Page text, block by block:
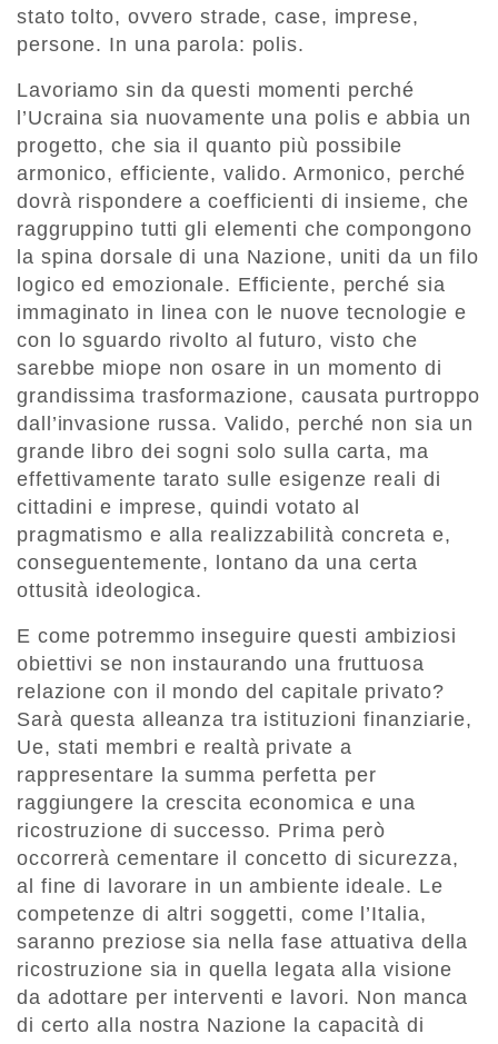
stato tolto, ovvero strade, case, imprese,
persone. In una parola: polis.
Lavoriamo sin da questi momenti perché
l’Ucraina sia nuovamente una polis e abbia un
progetto, che sia il quanto più possibile
armonico, efficiente, valido. Armonico, perché
dovrà rispondere a coefficienti di insieme, che
raggruppino tutti gli elementi che compongono
la spina dorsale di una Nazione, uniti da un filo
logico ed emozionale. Efficiente, perché sia
immaginato in linea con le nuove tecnologie e
con lo sguardo rivolto al futuro, visto che
sarebbe miope non osare in un momento di
grandissima trasformazione, causata purtroppo
dall’invasione russa. Valido, perché non sia un
grande libro dei sogni solo sulla carta, ma
effettivamente tarato sulle esigenze reali di
cittadini e imprese, quindi votato al
pragmatismo e alla realizzabilità concreta e,
conseguentemente, lontano da una certa
ottusità ideologica.
E come potremmo inseguire questi ambiziosi
obiettivi se non instaurando una fruttuosa
relazione con il mondo del capitale privato?
Sarà questa alleanza tra istituzioni finanziarie,
Ue, stati membri e realtà private a
rappresentare la summa perfetta per
raggiungere la crescita economica e una
ricostruzione di successo. Prima però
occorrerà cementare il concetto di sicurezza,
al fine di lavorare in un ambiente ideale. Le
competenze di altri soggetti, come l’Italia,
saranno preziose sia nella fase attuativa della
ricostruzione sia in quella legata alla visione
da adottare per interventi e lavori. Non manca
di certo alla nostra Nazione la capacità di